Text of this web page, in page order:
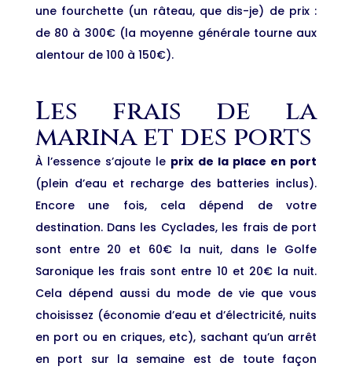
une fourchette (un râteau, que dis-je) de prix :
de 80 à 300€ (la moyenne générale tourne aux
alentour de 100 à 150€).
Les frais de la
marina et des ports
À l’essence s’ajoute le prix de la place en port
(plein d’eau et recharge des batteries inclus).
Encore une fois, cela dépend de votre
destination. Dans les Cyclades, les frais de port
sont entre 20 et 60€ la nuit, dans le Golfe
Saronique les frais sont entre 10 et 20€ la nuit.
Cela dépend aussi du mode de vie que vous
choisissez (économie d’eau et d’électricité, nuits
en port ou en criques, etc), sachant qu’un arrêt
en port sur la semaine est de toute façon